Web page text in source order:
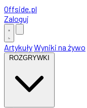
Offside.pl
Zaloguj
ArtykułyWyniki na żywo
ROZGRYWKI